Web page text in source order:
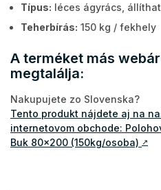
Típus: léces ágyrács,
Teherbírás: 150 kg / fekhely
A terméket más
megtalálja:
Nakupujete zo Slovenska?
Tento produkt nájdete aj na
internetovom obchode:
Buk 80x200 (150kg/osoba) ↗